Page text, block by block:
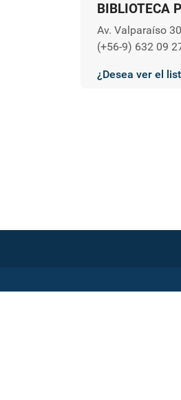
BIBLIOTECA
Av. Valparaíso
(+56-9) 632 09
¿Desea ver el